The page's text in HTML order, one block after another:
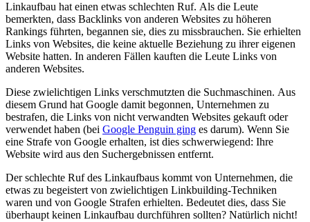
Linkaufbau hat einen etwas schlechten Ruf. Als die Leute
bemerkten, dass Backlinks von anderen Websites zu höheren
Rankings führten, begannen sie, dies zu missbrauchen. Sie erhielten
Links von Websites, die keine aktuelle Beziehung zu ihrer eigenen
Website hatten. In anderen Fällen kauften die Leute Links von
anderen Websites.
Diese zwielichtigen Links verschmutzten die Suchmaschinen. Aus
diesem Grund hat Google damit begonnen, Unternehmen zu
bestrafen, die Links von nicht verwandten Websites gekauft oder
verwendet haben (bei Google Penguin ging es darum). Wenn Sie
eine Strafe von Google erhalten, ist dies schwerwiegend: Ihre
Website wird aus den Suchergebnissen entfernt.
Der schlechte Ruf des Linkaufbaus kommt von Unternehmen, die
etwas zu begeistert von zwielichtigen Linkbuilding-Techniken
waren und von Google Strafen erhielten. Bedeutet dies, dass Sie
überhaupt keinen Linkaufbau durchführen sollten? Natürlich nicht!